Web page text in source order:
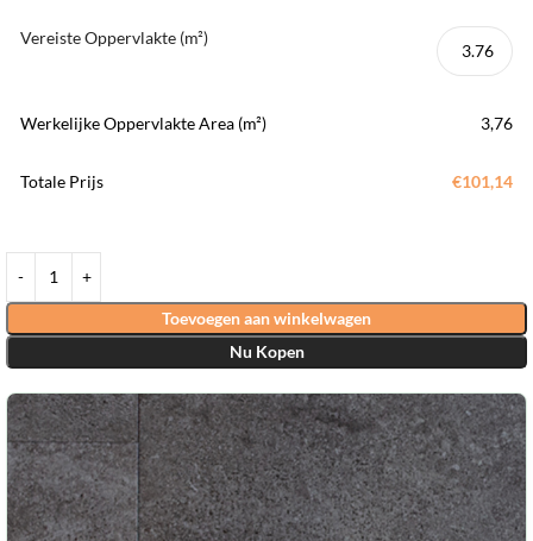
Vereiste Oppervlakte (m²)
Werkelijke Oppervlakte Area (m²) 3,76
Totale Prijs €101,14
Toevoegen aan winkelwagen
Nu Kopen